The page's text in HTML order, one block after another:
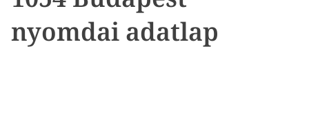
o
nyomdai adatlap